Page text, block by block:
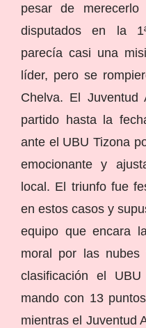
pesar de
disputados en la
parecía casi una
líder, pero se
Chelva. El Juventud
partido hasta la
ante el UBU Tizona
emocionante y
local. El triunfo fue
en estos casos y
equipo que encara
moral por las
clasificación el
mando con 13
mientras el Juventud